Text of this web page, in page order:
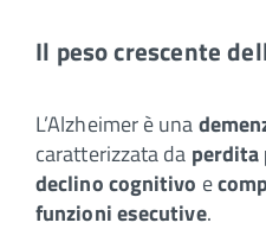
Il peso crescente
L’Alzheimer è una
caratterizzata da perdita
declino cognitivo e
funzioni esecutive.